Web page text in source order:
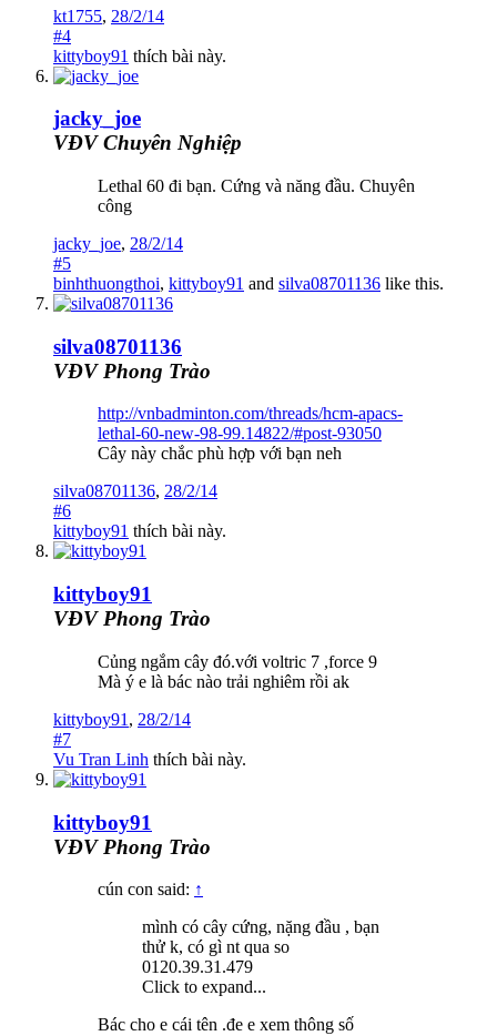
kt1755, 28/2/14
#4
kittyboy91 thích bài này.
jacky_joe
VĐV Chuyên Nghiệp
Lethal 60 đi bạn. Cứng và năng đầu. Chuyên
công
jacky_joe, 28/2/14
#5
binhthuongthoi, kittyboy91 and silva08701136 like this.
silva08701136
VĐV Phong Trào
http://vnbadminton.com/threads/hcm-apacs-
lethal-60-new-98-99.14822/#post-93050
Cây này chắc phù hợp với bạn neh
silva08701136, 28/2/14
#6
kittyboy91 thích bài này.
kittyboy91
VĐV Phong Trào
Củng ngắm cây đó.với voltric 7 ,force 9
Mà ý e là bác nào trải nghiêm rồi ak
kittyboy91 , 28/2/14
#7
Vu Tran Linh thích bài này.
kittyboy91
VĐV Phong Trào
cún con said: ↑
mình có cây cứng, nặng đầu , bạn
thử k, có gì nt qua so
0120.39.31.479
Click to expand...
Bác cho e cái tên .đe e xem thông số